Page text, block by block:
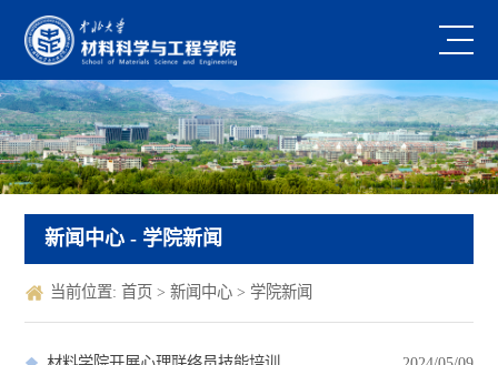
新闻中心 - 学院新闻
当前位置: 首页 > 新闻中心 > 学院新闻